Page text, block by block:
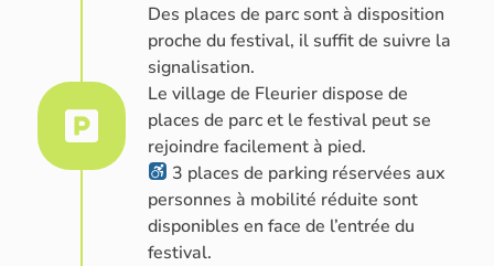
Des places de parc sont à disposition
proche du festival, il suffit de suivre la
signalisation.
Le village de Fleurier dispose de
places de parc et le festival peut se
rejoindre facilement à pied.
3 places de parking réservées aux
personnes à mobilité réduite sont
disponibles en face de l’entrée du
festival.